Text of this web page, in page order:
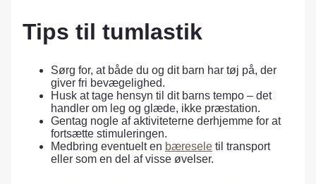
Tips til tumlastik
Sørg for, at både du og dit barn har tøj på, der
giver fri bevægelighed.
Husk at tage hensyn til dit barns tempo – det
handler om leg og glæde, ikke præstation.
Gentag nogle af aktiviteterne derhjemme for at
fortsætte stimuleringen.
Medbring eventuelt en bæreseletil transport
eller som en del af visse øvelser.